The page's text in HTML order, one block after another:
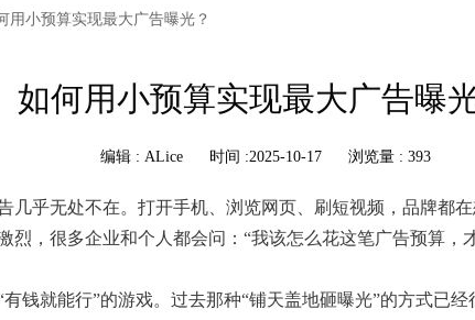
用小预算实现最大广告曝光？
如何用小预算实现最大广告曝
编辑 : ALice 时间 :2025-10-17 浏览量 : 393
几乎无处不在。打开手机、浏览网页、刷短视频，品牌都
烈，很多企业和个人都会问：“我该怎么花这笔广告预算，
钱就能行”的游戏。过去那种“铺天盖地砸曝光”的方式已